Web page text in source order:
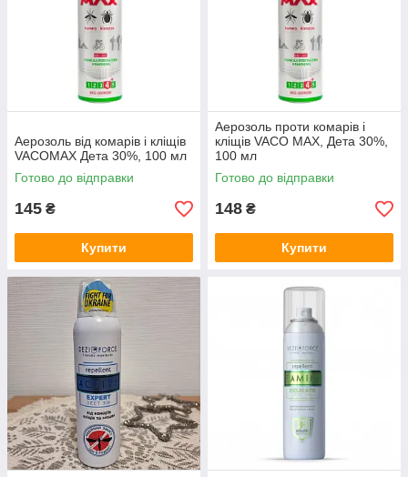
Аерозоль від комарів і кліщів
VACOMAX Дета 30%, 100 мл
Готово до відправки
145 ₴
Купити
Аерозоль проти комарів і
кліщів VACO MAX, Дета 30%,
100 мл
Готово до відправки
148 ₴
Купити